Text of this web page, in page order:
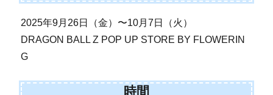
2025年9月26日（金）〜10月7日（火）
DRAGON BALL Z POP UP STORE BY FLOWERIN
G
時間